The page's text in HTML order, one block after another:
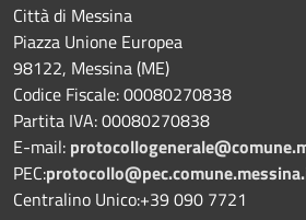
Città di Messina
Piazza Unione Europea
98122, Messina (ME)
Codice Fiscale: 00080270838
Partita IVA: 00080270838
E-mail: protocollogenerale@comune.
PEC:
Centralino Unico:+39 090 7721